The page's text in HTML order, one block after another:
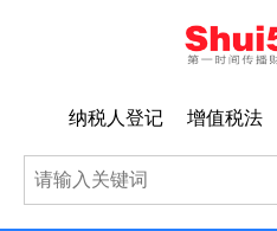
纳税人登记 增值税法